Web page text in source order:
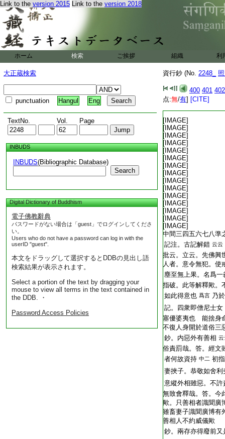
Link to the version 2015 Link to the version 2018
ホーム 検索 ご挨拶 組織 利
大正蔵検索
punctuation Hangul Eng
TextNo. Vol. Page
INBUDS
INBUDS(Bibliographic Database)
Search
Digital Dictionary of Buddhism
電子佛教辭典
パスワードがない場合は「guest」でログインしてくださ
い。
Users who do not have a password can log in with the
userID "guest".
本文をドラッグして選択するとDDBの見出し語
検索結果が表示されます。
Select a portion of the text by dragging your
mouse to view all terms in the text contained in
the DDB. ・
Password Access Policies
資行鈔 (No. 2248_
400 401 402
点:無/有] [CITE]
[IMAGE]
[IMAGE]
[IMAGE]
[IMAGE]
[IMAGE]
[IMAGE]
[IMAGE]
[IMAGE]
[IMAGE]
[IMAGE]
[IMAGE]
[IMAGE]
[IMAGE]
[IMAGE]
[IMAGE]
中間三四五六七八準
記注。古記解錯 云云
批云。立云。先佛興
人者。意令無犯。使
塵至無上果。名爲一
指破。此等解釋歟。
如此得意也 爲言 乃
記。四衆即僧尼士女
塞優婆夷也 能捨身
不復人身開於道俗三
鈔。内惡外有善相 云
俗責罰哉。答。經文
者何故資持 中二 初
妻挾子。恭敬如舍
意縱外相雖惡。不許
無致會釋哉。答。今
歟。只善相者識聞廣
雖畜妻子識聞廣博有
善相人不約威儀歟
鈔。兩存亦得廢前又